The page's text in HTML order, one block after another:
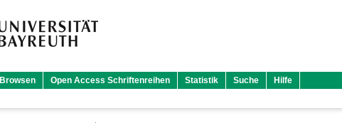
Browsen Open Access Schriftenreihen Statistik Suche Hilfe